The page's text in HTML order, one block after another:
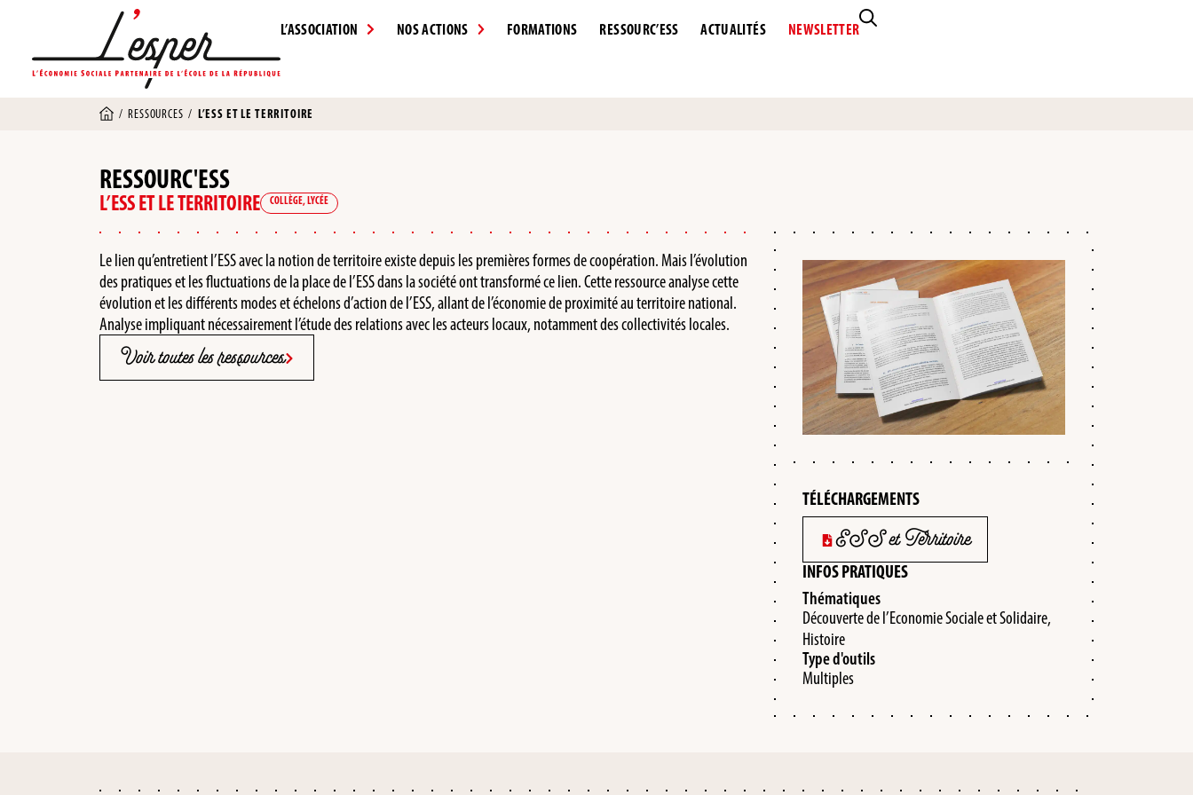
L’ASSOCIATION NOS ACTIONS FORMATIONS RESSOURC’ESS ACTUALITÉS NEWSLETTER
/RESSOURCES / L’ESS ET LE TERRITOIRE
RESSOURC'ESS
L’ESS ET LE TERRITOIRE COLLÈGE,LYCÉE
Le lien qu’entretient l’ESS avec la notion de territoire existe depuis les premières formes de coopération. Mais l’évolution
des pratiques et les fluctuations de la place de l’ESS dans la société ont transformé ce lien. Cette ressource analyse cette
évolution et les différents modes et échelons d’action de l’ESS, allant de l’économie de proximité au territoire national.
Analyse impliquant nécessairement l’étude des relations avec les acteurs locaux, notamment des collectivités locales.
Voir toutes les ressources
TÉLÉCHARGEMENTS
ESS et Territoire
INFOS PRATIQUES
Thématiques
Découverte de l’Economie Sociale et Solidaire,
Histoire
Type d'outils
Multiples